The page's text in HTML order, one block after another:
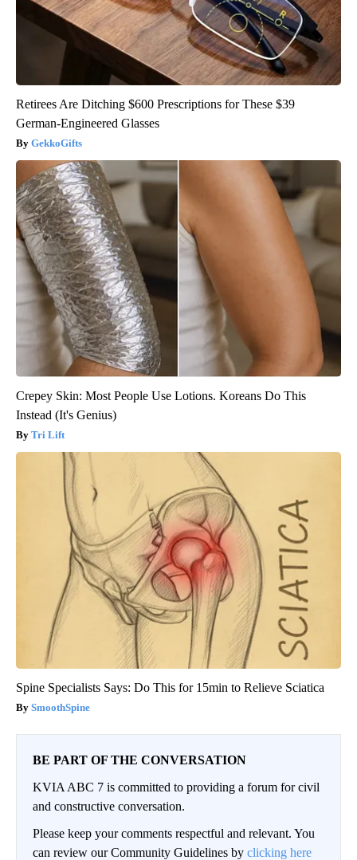
Retirees Are Ditching $600 Prescriptions for These $39
German-Engineered Glasses
GekkoGifts
Crepey Skin: Most People Use Lotions. Koreans Do This
Instead (It's Genius)
Tri Lift
Spine Specialists Says: Do This for 15min to Relieve Sciatica
SmoothSpine
BE PART OF THE CONVERSATION
KVIA ABC 7 is committed to providing a forum for civil
and constructive conversation.
Please keep your comments respectful and relevant. You
can review our Community Guidelines by clicking here